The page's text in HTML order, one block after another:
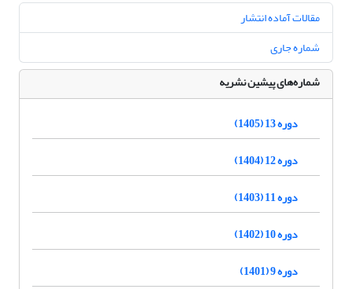
مقالات آماده انتشار
شماره جاری
شماره‌های پیشین نشریه
دوره 13 (1405)
دوره 12 (1404)
دوره 11 (1403)
دوره 10 (1402)
دوره 9 (1401)